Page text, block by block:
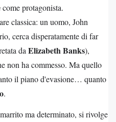
come protagonista.
classica: un uomo, John
cerca disperatamente di far
daElizabeth Banks),
non ha commesso. Ma quello
il piano d'evasione… quanto
.
ma determinato, si rivolge